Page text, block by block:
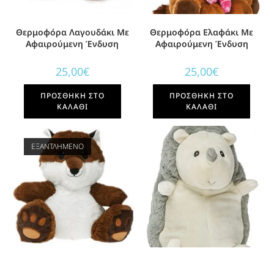
Θερμοφόρα Λαγουδάκι Με
Αφαιρούμενη Ένδυση
25,00€
ΠΡΟΣΘΉΚΗ ΣΤΟ
ΚΑΛΆΘΙ
Θερμοφόρα Eλαφάκι Με
Αφαιρούμενη Ένδυση
25,00€
ΠΡΟΣΘΉΚΗ ΣΤΟ
ΚΑΛΆΘΙ
ΕΞΑΝΤΛΗΜΈΝΟ